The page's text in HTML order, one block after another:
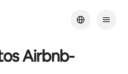
Airbnb-